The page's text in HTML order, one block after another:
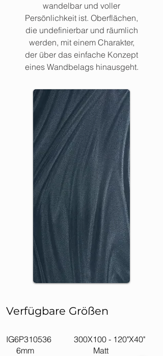
wandelbar und voller
Persönlichkeit ist. Oberflächen,
die undefinierbar und räumlich
werden, mit einem Charakter,
der über das einfache Konzept
eines Wandbelags hinausgeht.
Verfügbare Größen
IG6P310536 300X100 - 120"X40"
6mm Matt